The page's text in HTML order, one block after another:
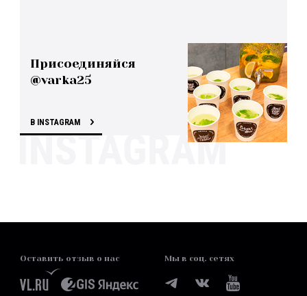
Присоединяйся
@varka25
В INSTAGRAM
Оставить отзыв о нас Мы в соц. сетях